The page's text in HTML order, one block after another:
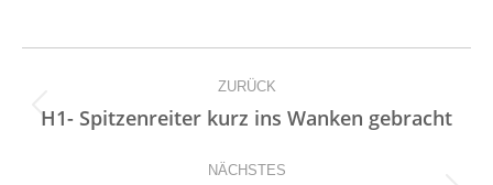
Kommentarnavigation
ZURÜCK
Vorheriger
Beitrag:
H1- Spit­zen­rei­ter kurz ins Wan­ken ge­bracht
NÄCHSTES